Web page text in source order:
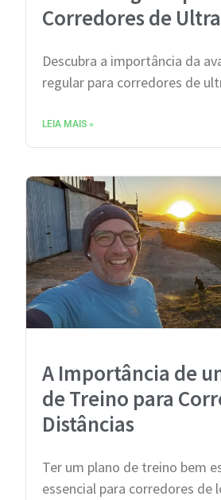
Corredores de
Descubra a importância da
regular para corredores de
LEIA MAIS »
A Importância de
de Treino para
Distâncias
Ter um plano de treino bem
essencial para corredores de